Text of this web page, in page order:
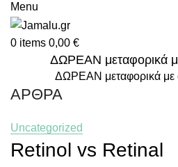
Menu
0 items 0,00 €
ΔΩΡΕΑΝ μεταφορικά
ΔΩΡΕΑΝ μεταφορικά με
ΑΡΘΡΑ
Uncategorized
Retinol vs Retinal